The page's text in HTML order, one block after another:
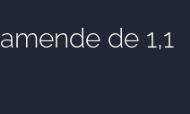
de 1,1